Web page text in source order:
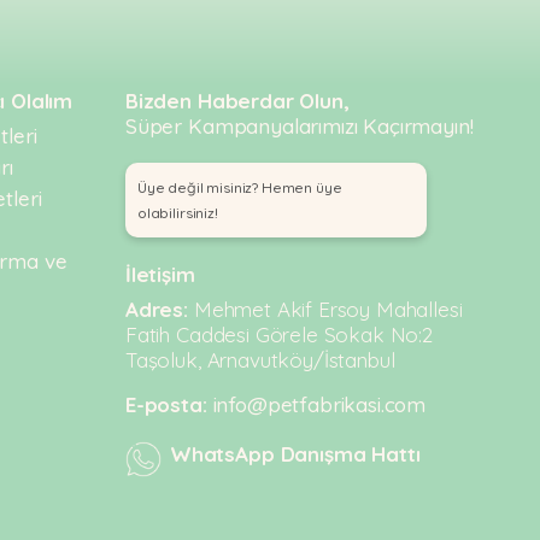
Bizden Haberdar Olun,
Süper Kampanyalarımızı Kaçırmayın!
Üye değil misiniz? Hemen üye
olabilirsiniz!
İletişim
Adres: Mehmet Akif Ersoy Mahallesi
Fatih Caddesi Görele Sokak No:2
Taşoluk, Arnavutköy/İstanbul
E-posta: info@petfabrikasi.com
WhatsApp Danışma Hattı
Olalım
ve